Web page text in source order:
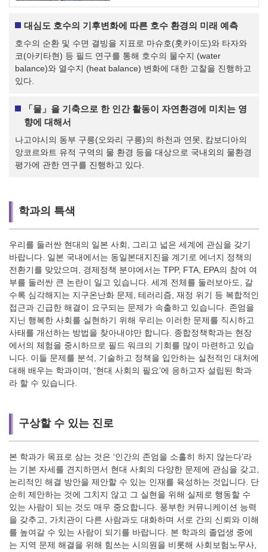
대심도 호수의 기후변화에 따른 호수 환경의 미래 예측
호수의 순환 및 수면 결빙을 지표로 마슈호(홋카이도)와 타자와
코(아키타현) 등 필드 연구를 통해 호수의 물수지 (water
balance)와 열수지 (heat balance) 변화에 대한 고찰을 진행하고
있다.
「물」을 기축으로 한 인간 활동이 자연환경에 미치는 영
향에 대해서
나고야시의 동부 구릉(오와리 구릉)의 하천과 연못, 캄보디아의
앙코르와트 유적 구역의 물 환경 등을 대상으로 국내외의 물환경
평가에 관한 연구를 진행하고 있다.
학과의 특색
우리를 둘러싼 현대의 일본 사회, 그리고 넓은 세계에 관심을 갖기
바랍니다. 일본 국내에서는 동일본대지진을 계기로 에너지 정책의
전환기를 맞았으며, 경제정책 분야에서는 TPP, FTA, EPA의 참여 여
부를 둘러싼 큰 논란이 일고 있습니다. 세계 전체를 둘러보아도, 갈
수록 심각해지는 지구온난화 문제, 테러리즘, 재정 위기 등 복합적인
접근과 긴급한 해결이 요구되는 문제가 속출하고 있습니다. 존엄을
지닌 행복한 사회를 실현하기 위해 우리는 이러한 문제를 직시하고
사태를 개선하는 방법을 찾아내야만 합니다. 종합정책학과는 현장
에서의 체험을 중시하므로 필드 워크의 기회를 많이 마련하고 있습
니다. 이들 문제를 분석, 기술하고 정책을 입안하는 실천적인 대처에
대해 배우는 학과이며, ‘현대 사회의 필요’에 응하고자 설립된 학과
라 할 수 있습니다.
구상할 수 있는 진로
본 학과가 목표로 삼는 것은 ‘인간의 존엄을 소홀히 하지 않는다’라
는 기본 자세를 견지하면서 현대 사회의 다양한 문제에 관심을 갖고,
논리적인 해결 방안을 제안할 수 있는 인재를 육성하는 것입니다. 단
순히 제안하는 것에 그치지 않고 그 실현을 위해 실제로 행동할 수
있는 사람이 되는 것도 매우 중요합니다. 풍부한 커뮤니케이션 능력
을 갖추고, 가치관이 다른 사람과도 대화하며 서로 간의 신뢰와 이해
를 높여갈 수 있는 사람이 되기를 바랍니다. 본 학과의 졸업생 중에
는 지역 문제 해결을 위해 힘쓰는 시의원을 비롯해 사회보험노무사,